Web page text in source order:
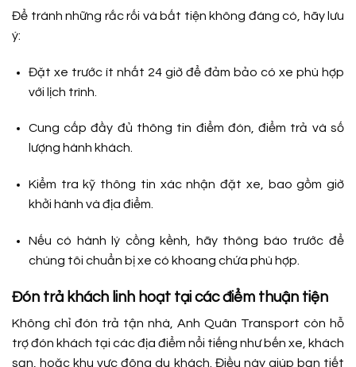
Để tránh những rắc rối và bất tiện không đáng có, hãy lưu
ý:
Đặt xe trước ít nhất 24 giờ để đảm bảo có xe phù hợp
với lịch trình.
Cung cấp đầy đủ thông tin điểm đón, điểm trả và số
lượng hành khách.
Kiểm tra kỹ thông tin xác nhận đặt xe, bao gồm giờ
khởi hành và địa điểm.
Nếu có hành lý cồng kềnh, hãy thông báo trước để
chúng tôi chuẩn bị xe có khoang chứa phù hợp.
Đón trả khách linh hoạt tại các điểm thuận tiện
Không chỉ đón trả tận nhà, Anh Quân Transport còn hỗ
trợ đón khách tại các địa điểm nổi tiếng như bến xe, khách
sạn, hoặc khu vực đông du khách. Điều này giúp bạn tiết